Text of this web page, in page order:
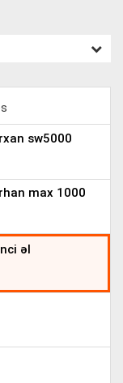
sw5000
max 1000